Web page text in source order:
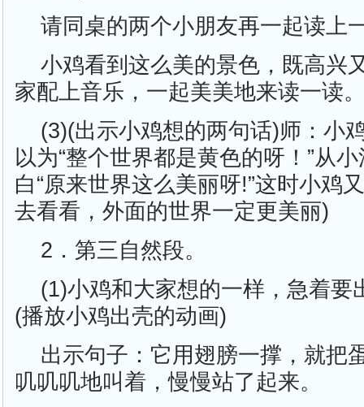
请同桌的两个小朋友再一起读上
小鸡看到这么美的景色，既高兴
家配上音乐，一起美美地来读一读
(3)(出示小鸡想的两句话)师：小
以为“整个世界都是黄色的呀！”从
白“原来世界这么美丽呀!”这时小鸡
去看看，外面的世界一定更美丽)
2．第三自然段。
(1)小鸡和大家想的一样，急着
(播放小鸡出壳的动画)
出示句子：它用翅膀一撑，就把
叽叽叽地叫着，慢慢站了起来。